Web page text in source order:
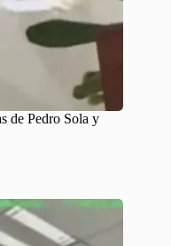
de Pedro Sola y